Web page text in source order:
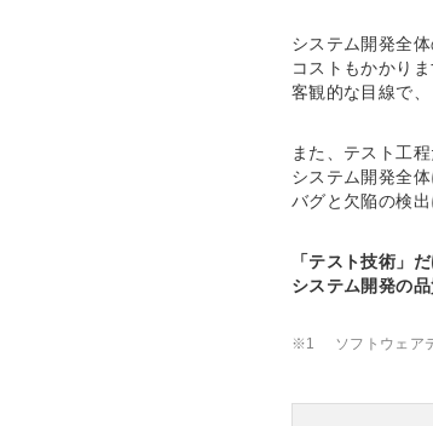
システム開発全
コストもかかり
客観的な目線で、
また、テスト工
システム開発全
バグと欠陥の検
「テスト技術」
システム開発の
※1 ソフトウェア